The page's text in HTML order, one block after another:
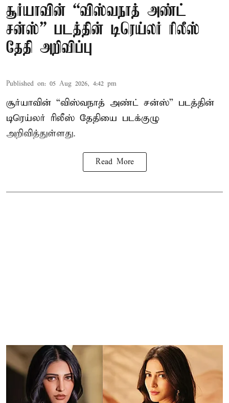
சூர்யாவின் “விஸ்வநாத் அண்ட்
சன்ஸ்” படத்தின் டிரெய்லர் ரிலீஸ்
தேதி அறிவிப்பு
Published on: 05 Aug 2026, 4:42 pm
சூர்யாவின் “விஸ்வநாத் அண்ட் சன்ஸ்” படத்தின்
டிரெய்லர் ரிலீஸ் தேதியை படக்குழு
அறிவித்துள்ளது.
Read More